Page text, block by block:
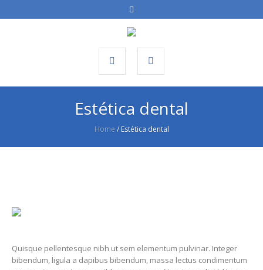
Estética dental
Home / Estética dental
Quisque pellentesque nibh ut sem elementum pulvinar. Integer
bibendum, ligula a dapibus bibendum, massa lectus condimentum